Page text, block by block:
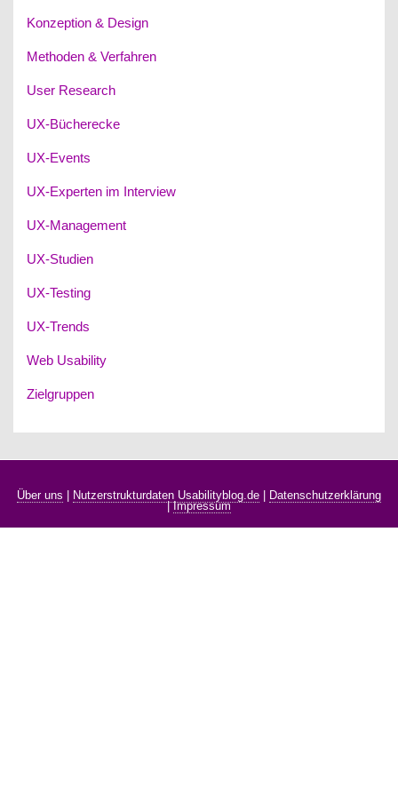
Konzeption & Design
Methoden & Verfahren
User Research
UX-Bücherecke
UX-Events
UX-Experten im Interview
UX-Management
UX-Studien
UX-Testing
UX-Trends
Web Usability
Zielgruppen
Über uns | Nutzerstrukturdaten Usabilityblog.de | Datenschutzerklärung
|Impressum